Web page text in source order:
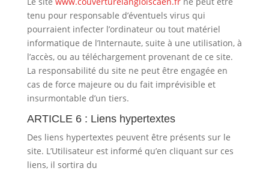
tenu pour responsable d’éventuels virus qui
pourraient infecter l’ordinateur ou tout matériel
informatique de l’Internaute, suite à une utilisation, à
l’accès, ou au téléchargement provenant de ce site.
La responsabilité du site ne peut être engagée en
cas de force majeure ou du fait imprévisible et
insurmontable d’un tiers.
ARTICLE 6 : Liens hypertextes
Des liens hypertextes peuvent être présents sur le
site. L’Utilisateur est informé qu’en cliquant sur ces
liens, il sortira du